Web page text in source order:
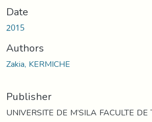
Date
2015
Authors
Zakia, KERMICHE
Publisher
UNIVERSITE DE M’SILA FACULTE DE